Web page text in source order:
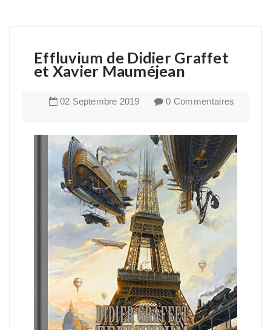
Effluvium de Didier Graffet
et Xavier Mauméjean
02 Septembre 2019 0 Commentaires